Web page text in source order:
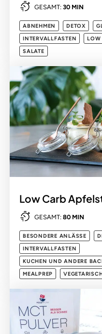
GESAMT: 30 MIN
ABNEHMEN DETOX
INTERVALLFASTEN
LOW
SALATE
Low Carb
GESAMT: 80 MIN
BESONDERE ANLÄSSE
INTERVALLFASTEN
KUCHEN UND ANDERE
MEALPREP